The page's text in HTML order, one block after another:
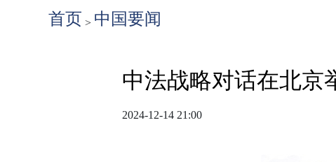
首页 > 中国要闻
中法战略对话在北京
2024-12-14 21:00